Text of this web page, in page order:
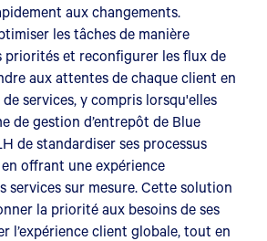
aux changements.
les tâches de manière
priorités et reconfigurer les flux de
aux attentes de chaque client en
services, y compris lorsqu'elles
de gestion d’entrepôt de Blue
de standardiser ses processus
offrant une expérience
services sur mesure. Cette solution
la priorité aux besoins de ses
l’expérience client globale, tout en